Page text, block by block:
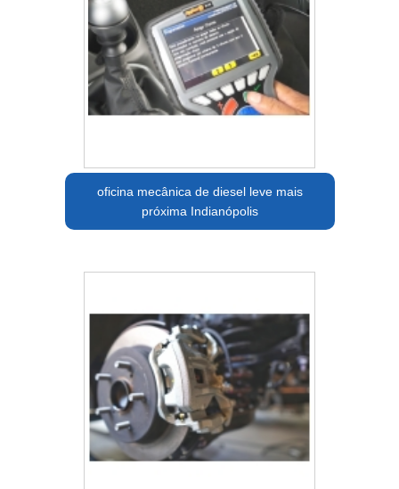
oficina mecânica de diesel leve mais
próxima Indianópolis